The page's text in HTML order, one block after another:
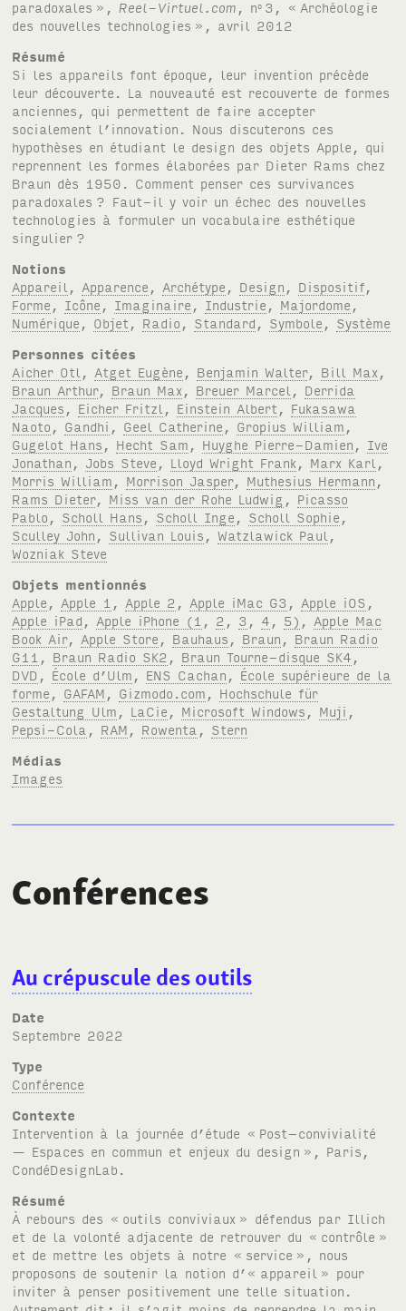
paradoxales », Reel-Virtuel.com , no 3, « Archéologie
des nouvelles technologies », avril 2012
Résumé
Si les appareils font époque, leur invention précède
leur découverte. La nouveauté est recouverte de formes
anciennes, qui permettent de faire accepter
socialement l’innovation. Nous discuterons ces
hypothèses en étudiant le design des objets Apple, qui
reprennent les formes élaborées par Dieter Rams chez
Braun dès 1950. Comment penser ces survivances
paradoxales ? Faut-il y voir un échec des nouvelles
technologies à formuler un vocabulaire esthétique
singulier ?
Notions
Appareil , Apparence , Archétype , Design , Dispositif,
Forme , Icône , Imaginaire , Industrie , Majordome ,
Numérique , Objet , Radio , Standard , Symbole , Système
Personnes citées
Aicher Otl , Atget Eugène , Benjamin Walter, Bill Max,
Braun Arthur, Braun Max, Breuer Marcel , Derrida
Jacques , Eicher Fritzl , Einstein Albert , Fukasawa
Naoto , Gandhi , Geel Catherine , Gropius William ,
Gugelot Hans , Hecht Sam , Huyghe Pierre-Damien , Ive
Jonathan , Jobs Steve , Lloyd Wright Frank, Marx Karl ,
Morris William , Morrison Jasper, Muthesius Hermann ,
Rams Dieter, Miss van der Rohe Ludwig , Picasso
Pablo , Scholl Hans , Scholl Inge , Scholl Sophie ,
Sculley John , Sullivan Louis ,Watzlawick Paul ,
Wozniak Steve
Objets mentionnés
Apple , Apple 1 , Apple 2 , Apple iMac G3 , Apple iOS ,
Apple iPad , Apple iPhone (1 , 2 , 3 , 4 , 5) , Apple Mac
Book Air, Apple Store , Bauhaus , Braun , Braun Radio
G11 , Braun Radio SK2 , Braun Tourne-disque SK4 ,
DVD , École d’Ulm , ENS Cachan , École supérieure de la
forme , GAFAM , Gizmodo.com , Hochschule für
Gestaltung Ulm , LaCie , Microsoft Windows , Muji ,
Pepsi-Cola , RAM , Rowenta , Stern
Médias
Images
Conférences
Au crépuscule des outils
Date
septembre 2022
Type
Conférence
Contexte
Intervention à la journée d’étude « Post–convivialité
— Espaces en commun et enjeux du design », Paris,
CondéDesignLab.
Résumé
À rebours des « outils conviviaux » défendus par Illich
et de la volonté adjacente de retrouver du « contrôle »
et de mettre les objets à notre « service », nous
proposons de soutenir la notion d’« appareil » pour
inviter à penser positivement une telle situation.